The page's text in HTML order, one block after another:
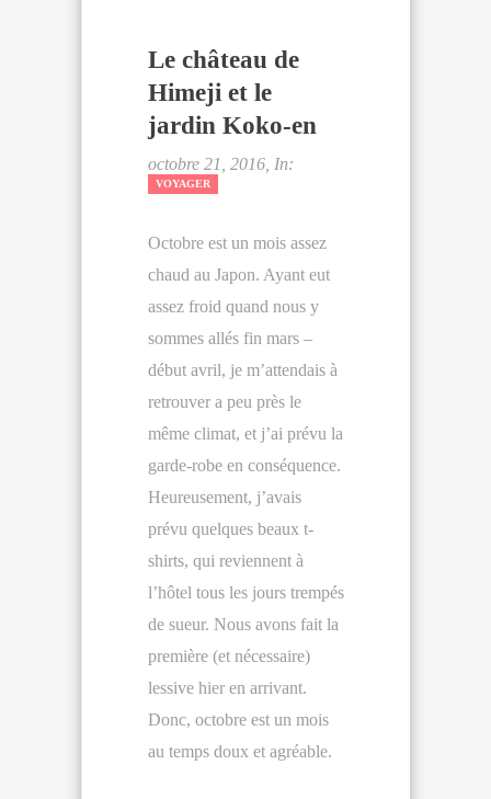
Le château de
Himeji et le
jardin Koko-en
octobre 21, 2016, In:
VOYAGER
Octobre est un mois assez
chaud au Japon. Ayant eut
assez froid quand nous y
sommes allés fin mars –
début avril, je m’attendais à
retrouver a peu près le
même climat, et j’ai prévu la
garde-robe en conséquence.
Heureusement, j’avais
prévu quelques beaux t-
shirts, qui reviennent à
l’hôtel tous les jours trempés
de sueur. Nous avons fait la
première (et nécessaire)
lessive hier en arrivant.
Donc, octobre est un mois
au temps doux et agréable.